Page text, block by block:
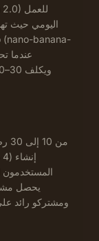
اليومي حيث